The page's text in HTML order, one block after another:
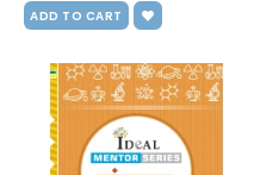
ADD TO CART